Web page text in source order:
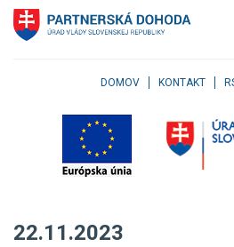
Klávesové
skratky
Skočiť
menu
DOMOV KONTAKT
22.11.2023